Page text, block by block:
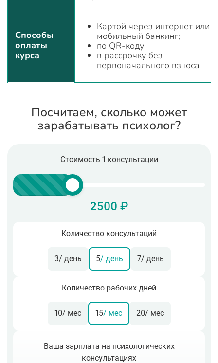
Способы
оплаты
курса
Картой через интернет или
мобильный банкинг;
по QR-коду;
в рассрочку без
первоначального взноса
Посчитаем, сколько может
зарабатывать психолог?
Стоимость 1 консультации
2500 ₽
Количество консультаций
3/ день 5/ день 7/ день
Количество рабочих дней
10/ мес 15/ мес 20/ мес
Ваша зарплата на психологических
консультациях